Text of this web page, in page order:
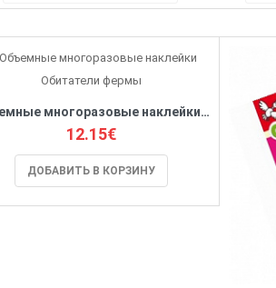
Объемные многоразовые наклейки Обитатели фермы
12.15€
ДОБАВИТЬ В КОРЗИНУ